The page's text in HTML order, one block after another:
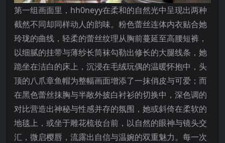
第一组画面里，hh0neyy在柔和的自然光中呈现出两种
截然不同却同样动人的韵味。粉色蕾丝连体内衣贴合她
玲珑的曲线，轻柔的蕾丝纹理从胸前蔓延至高腰短裤，
以细腻的挂带与薄纱长筒袜勾勒出修长的大腿线条，她
跪坐在洁白的床上，沉浸在毛绒玩偶的温暖怀抱中，头
顶的八爪章鱼帽为整幅画面增添了一抹俏皮与可爱；而
在黑色蕾丝抹胸与半敞外披白衬衫的切换中，深色调的
对比营造出神秘与性感并存的氛围，她或斜倚在柔软的
地毯上，或坐于雕花梳妆台前，以自然的眼神与镜头交
汇，微启樱唇，流露出自信与温婉的双重魅力。每一次